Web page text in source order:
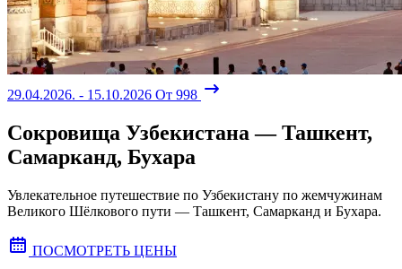
29.04.2026. - 15.10.2026 От 998
Сокровища Узбекистана — Ташкент,
Самарканд, Бухара
Увлекательное путешествие по Узбекистану по жемчужинам
Великого Шёлкового пути — Ташкент, Самарканд и Бухара.
ПОСМОТРЕТЬ ЦЕНЫ